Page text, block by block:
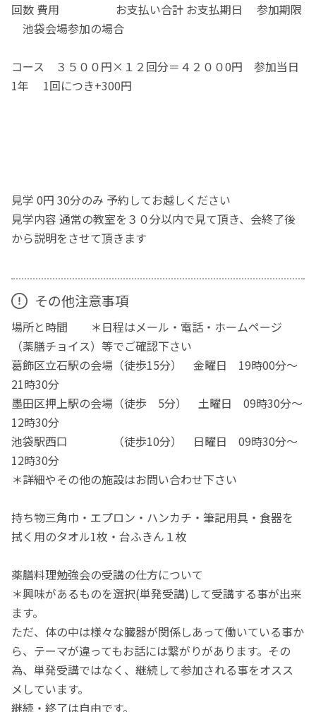
回数 費用 お支払い合計 お支払期日 参加期限
池袋会場参加の場合
コース ３５００円×１２回分＝４２００0円 参加当日
1年 1回につき+300円
見学 0円 30分のみ 予約してお越しください
見学内容 通常の教室を３０分以内で見て頂き、会終了後
から説明をさせて頂きます
その他注意事項
場所と時間 ＊日程はメール・電話・ホームページ
（薬膳チョイス）等でご確認下さい
葛飾区立石駅の会場（徒歩15分） 金曜日 19時00分～
21時30分
墨田区押上駅の会場（徒歩 5分） 土曜日 09時30分～
12時30分
池袋駅西口 （徒歩10分） 日曜日 09時30分～
12時30分
＊詳細やその他の施設はお問い合わせ下さい
持ち物三角巾・エプロン・ハンカチ・筆記用具・食器を
拭く用のタオル1枚・台ふきん１枚
薬膳料理勉強会の受講の仕方について
＊興味があるものを選択(単発受講)して受講する事が出来
ます。
ただ、体の中は様々な臓器が関係しあって働いている事か
ら、テーマが違ってもお話には繋がりがあります。その
為、単発受講ではなく、継続して参加される事をオスス
メしています。
継続・終了は自由です。